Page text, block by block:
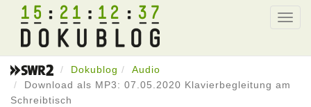
15 21 12 37
Dokublog
Audio
Download als MP3: 07.05.2020 Klavierbegleitung am
Schreibtisch